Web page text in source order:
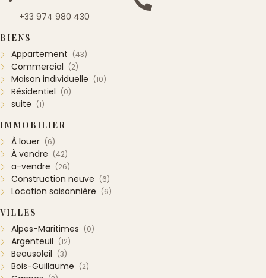
+33 974 980 430
BIENS
Appartement (43)
Commercial (2)
Maison individuelle (10)
Résidentiel (0)
suite (1)
IMMOBILIER
À louer (6)
À vendre (42)
a-vendre (26)
Construction neuve (6)
Location saisonnière (6)
VILLES
Alpes-Maritimes (0)
Argenteuil (12)
Beausoleil (3)
Bois-Guillaume (2)